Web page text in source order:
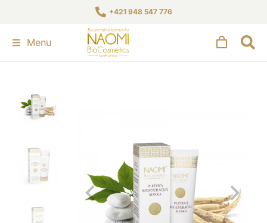
+421 948 547 776
Menu